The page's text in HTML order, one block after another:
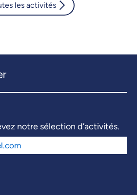
les activités
notre sélection d’activités.